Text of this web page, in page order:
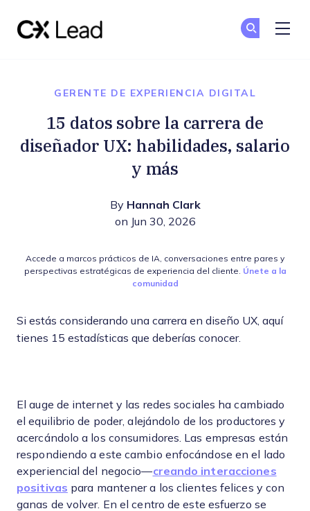
GERENTE DE EXPERIENCIA DIGITAL
15 datos sobre la carrera de
diseñador UX: habilidades, salario
y más
By Hannah Clark
on Jun 30, 2026
Accede a marcos prácticos de IA, conversaciones entre pares y
perspectivas estratégicas de experiencia del cliente. Únete a la
comunidad
Si estás considerando una carrera en diseño UX, aquí
tienes 15 estadísticas que deberías conocer.
El auge de internet y las redes sociales ha cambiado
el equilibrio de poder, alejándolo de los productores y
acercándolo a los consumidores. Las empresas están
respondiendo a este cambio enfocándose en el lado
experiencial del negocio—creando interacciones
positivas para mantener a los clientes felices y con
ganas de volver. En el centro de este esfuerzo se